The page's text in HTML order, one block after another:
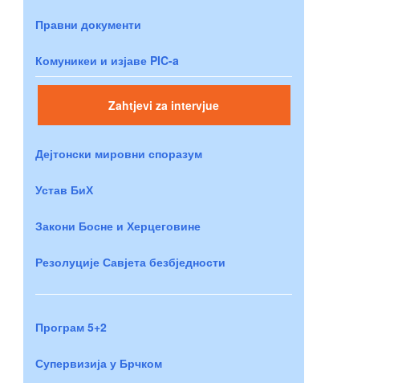
Правни документи
Комуникеи и изјаве PIC-a
Zahtjevi za intervjue
Дејтонски мировни споразум
Устав БиХ
Закони Босне и Херцеговине
Резолуције Савјета безбједности
Програм 5+2
Супервизија у Брчком